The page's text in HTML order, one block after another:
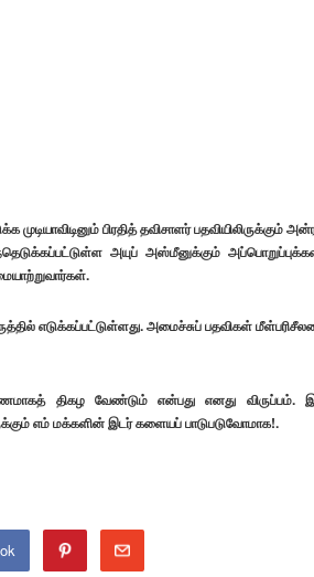
பிரதித் தவிசாளர் பதவியிலிருக்கும்
அயுப் அஸ்மீனுக்கும்
எடுக்கப்பட்டுள்ளது. அமைச்சுப் பதவிகள்
திகழ வேண்டும் என்பது எனது விருப்பம்.
எம் மக்களின் இடர் களையப் பாடுபடுவோமாக!.